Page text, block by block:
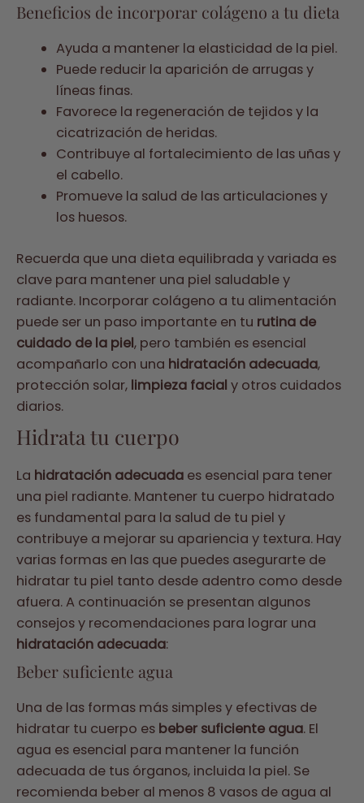
Beneficios de incorporar colágeno a tu dieta
Ayuda a mantener la elasticidad de la piel.
Puede reducir la aparición de arrugas y
líneas finas.
Favorece la regeneración de tejidos y la
cicatrización de heridas.
Contribuye al fortalecimiento de las uñas y
el cabello.
Promueve la salud de las articulaciones y
los huesos.
Recuerda que una dieta equilibrada y variada es
clave para mantener una piel saludable y
radiante. Incorporar colágeno a tu alimentación
puede ser un paso importante en tu rutina de
cuidado de la piel, pero también es esencial
acompañarlo con una hidratación adecuada,
protección solar, limpieza facial y otros cuidados
diarios.
Hidrata tu cuerpo
La hidratación adecuada es esencial para tener
una piel radiante. Mantener tu cuerpo hidratado
es fundamental para la salud de tu piel y
contribuye a mejorar su apariencia y textura. Hay
varias formas en las que puedes asegurarte de
hidratar tu piel tanto desde adentro como desde
afuera. A continuación se presentan algunos
consejos y recomendaciones para lograr una
hidratación adecuada:
Beber suficiente agua
Una de las formas más simples y efectivas de
hidratar tu cuerpo es beber suficiente agua. El
agua es esencial para mantener la función
adecuada de tus órganos, incluida la piel. Se
recomienda beber al menos 8 vasos de agua al